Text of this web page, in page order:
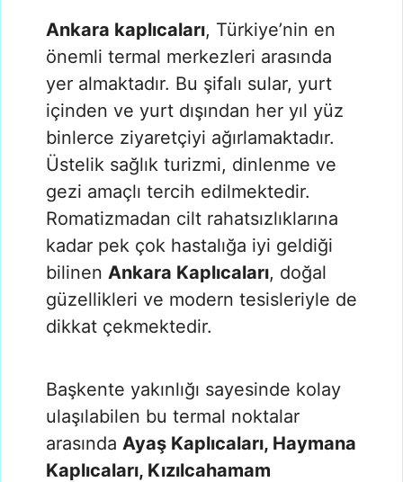
Ankara kaplıcaları, Türkiye’nin en
önemli termal merkezleri arasında
yer almaktadır. Bu şifalı sular, yurt
içinden ve yurt dışından her yıl yüz
binlerce ziyaretçiyi ağırlamaktadır.
Üstelik sağlık turizmi, dinlenme ve
gezi amaçlı tercih edilmektedir.
Romatizmadan cilt rahatsızlıklarına
kadar pek çok hastalığa iyi geldiği
bilinen Ankara Kaplıcaları, doğal
güzellikleri ve modern tesisleriyle de
dikkat çekmektedir.
Başkente yakınlığı sayesinde kolay
ulaşılabilen bu termal noktalar
arasında Ayaş Kaplıcaları, Haymana
Kaplıcaları, Kızılcahamam